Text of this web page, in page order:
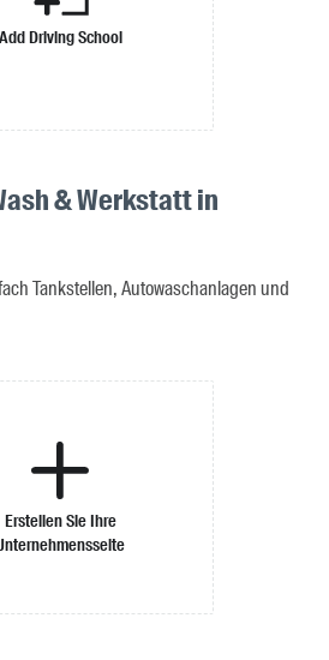
Add Driving School
& Werkstatt in
Tankstellen, Autowaschanlagen und
Erstellen Sie Ihre